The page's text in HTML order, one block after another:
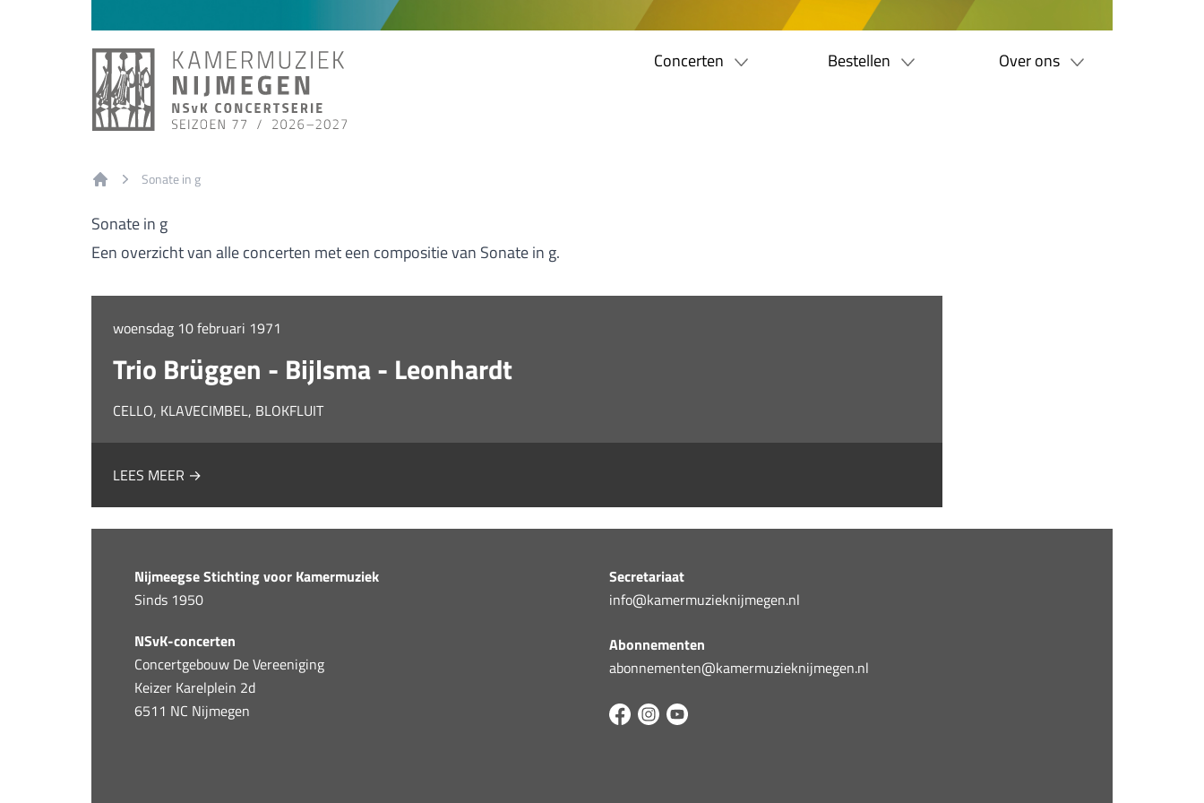
Concerten Bestellen Over ons
Sonate in g
Sonate in g
Een overzicht van alle concerten met een compositie van Sonate in g.
woensdag 10 februari 1971
Trio Brüggen - Bijlsma - Leonhardt
CELLO, KLAVECIMBEL, BLOKFLUIT
LEES MEER →
Nijmeegse Stichting voor Kamermuziek
Sinds 1950
NSvK-concerten
Concertgebouw De Vereeniging
Keizer Karelplein 2d
6511 NC Nijmegen
Secretariaat
info@kamermuzieknijmegen.nl
Abonnementen
abonnementen@kamermuzieknijmegen.nl